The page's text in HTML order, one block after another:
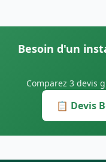
Besoin d'un
Comparez 3 devis
📋 Devis